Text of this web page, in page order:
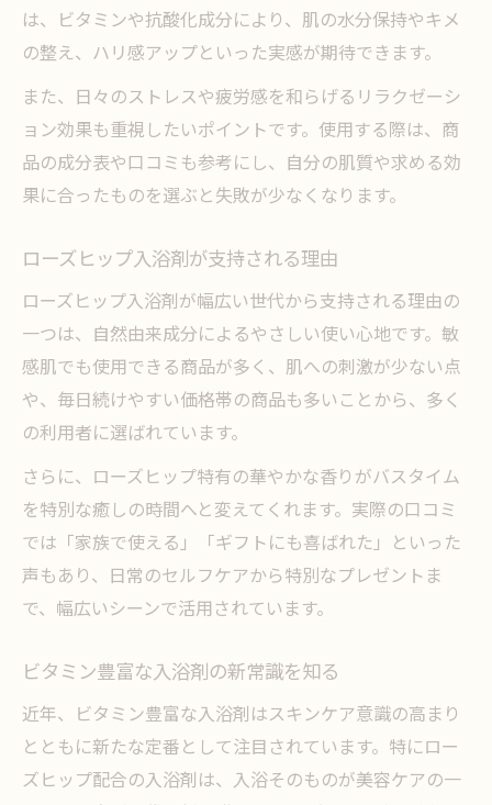
は、ビタミンや抗酸化成分により、肌の水分保持やキメ
の整え、ハリ感アップといった実感が期待できます。
また、日々のストレスや疲労感を和らげるリラクゼーシ
ョン効果も重視したいポイントです。使用する際は、商
品の成分表や口コミも参考にし、自分の肌質や求める効
果に合ったものを選ぶと失敗が少なくなります。
ローズヒップ入浴剤が支持される理由
ローズヒップ入浴剤が幅広い世代から支持される理由の
一つは、自然由来成分によるやさしい使い心地です。敏
感肌でも使用できる商品が多く、肌への刺激が少ない点
や、毎日続けやすい価格帯の商品も多いことから、多く
の利用者に選ばれています。
さらに、ローズヒップ特有の華やかな香りがバスタイム
を特別な癒しの時間へと変えてくれます。実際の口コミ
では「家族で使える」「ギフトにも喜ばれた」といった
声もあり、日常のセルフケアから特別なプレゼントま
で、幅広いシーンで活用されています。
ビタミン豊富な入浴剤の新常識を知る
近年、ビタミン豊富な入浴剤はスキンケア意識の高まり
とともに新たな定番として注目されています。特にロー
ズヒップ配合の入浴剤は、入浴そのものが美容ケアの一